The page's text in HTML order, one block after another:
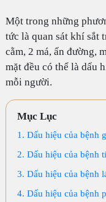
Một trong những
tức là quan sát khí sắt
cằm, 2 má, ấn đường,
mặt đều có thể là dấu
mỗi người.
Mục Lục
1. Dấu hiệu của bệnh
2. Dấu hiệu của bệnh
3. Dấu hiệu của bệnh
4. Dấu hiệu của bệnh